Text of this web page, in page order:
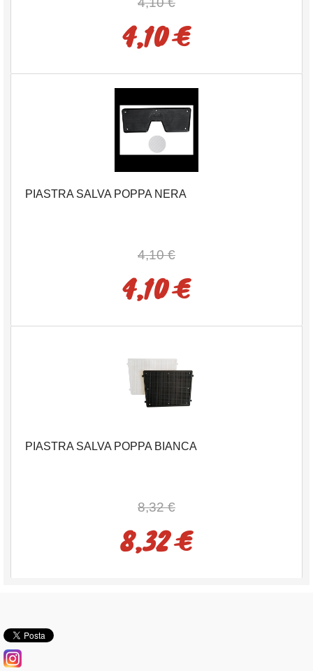
4,10 €
PIASTRA SALVA POPPA NERA
4,10 €
4,10 €
PIASTRA SALVA POPPA BIANCA
8,32 €
8,32 €